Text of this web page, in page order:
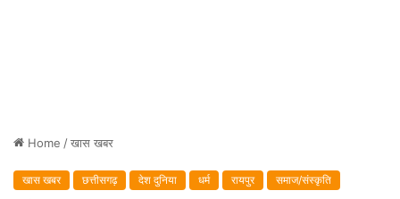
Home /खास खबर
खास खबर छत्तीसगढ़ देश दुनिया धर्म रायपुर समाज/संस्कृति